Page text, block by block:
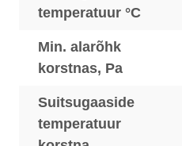
temperatuur °C
Min. alarõhk
korstnas, Pa
Suitsugaaside
temperatuur